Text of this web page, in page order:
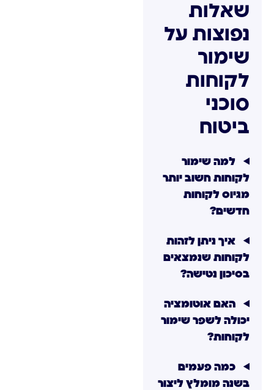
שאלות
נפוצות על
שימור
לקוחות
סוכני
ביטוח
למה שימור
לקוחות חשוב יותר
מגיוס לקוחות
חדשים?
איך ניתן לזהות
לקוחות שנמצאים
בסיכון נטישה?
האם אוטומציה
יכולה לשפר שימור
לקוחות?
כמה פעמים
בשנה מומלץ ליצור